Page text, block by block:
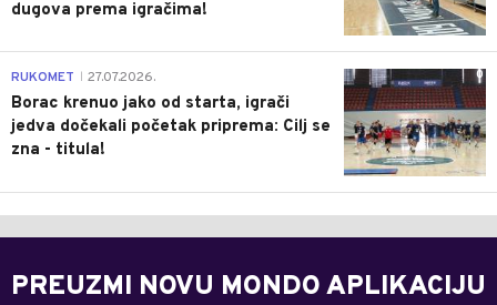
dugova prema igračima!
0
RUKOMET 27.07.2026.
Borac krenuo jako od starta, igrači
jedva dočekali početak priprema: Cilj se
zna - titula!
PREUZMI NOVU MONDO APLIKACIJU